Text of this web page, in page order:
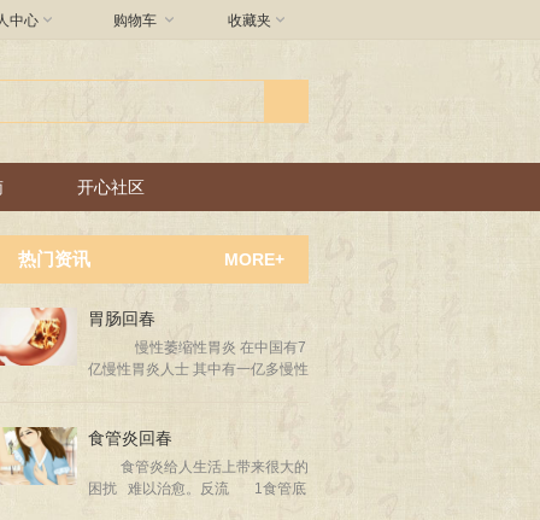
中心  购物车  收藏夹 
开心社区
热门资讯 MORE+
胃肠回春
慢性萎缩性胃炎 在中国有7
亿慢性胃炎人士 其中有一亿多慢性
食管炎回春
食管炎给人生活上带来很大的
困扰 难以治愈。反流 1食管底